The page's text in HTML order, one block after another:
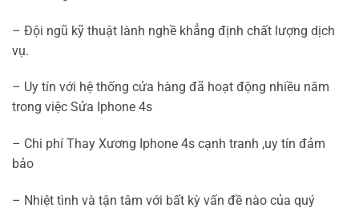
– Đội ngũ kỹ thuật lành nghề khẳng định chất lượng dịch
vụ.
– Uy tín với hệ thống cửa hàng đã hoạt động nhiều năm
trong việc Sửa Iphone 4s
– Chi phí Thay Xương Iphone 4s cạnh tranh ,uy tín đảm
bảo
– Nhiệt tình và tận tâm với bất kỳ vấn đề nào của quý